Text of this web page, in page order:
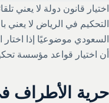
اختيار قانون دولة لا يعني
التحكيم في الرياض لا يعني
السعودي موضوعيًا إذا اختار
أن اختيار قواعد مؤسسة
حرية الأطراف